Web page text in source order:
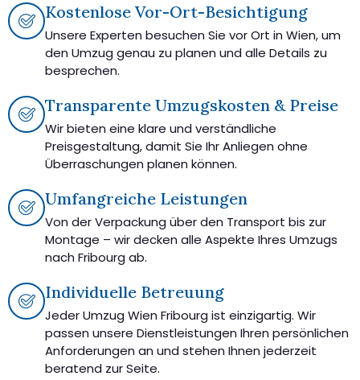
Kostenlose Vor-Ort-Besichtigung
Unsere Experten besuchen Sie vor Ort in Wien, um
den Umzug genau zu planen und alle Details zu
besprechen.
Transparente Umzugskosten & Preise
Wir bieten eine klare und verständliche
Preisgestaltung, damit Sie Ihr Anliegen ohne
Überraschungen planen können.
Umfangreiche Leistungen
Von der Verpackung über den Transport bis zur
Montage – wir decken alle Aspekte Ihres Umzugs
nach Fribourg ab.
Individuelle Betreuung
Jeder Umzug Wien Fribourg ist einzigartig. Wir
passen unsere Dienstleistungen Ihren persönlichen
Anforderungen an und stehen Ihnen jederzeit
beratend zur Seite.